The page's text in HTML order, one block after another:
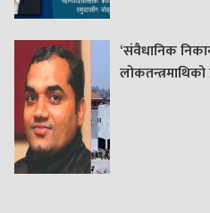
‘संवैधानिक
लोकतन्त्रमाथिको